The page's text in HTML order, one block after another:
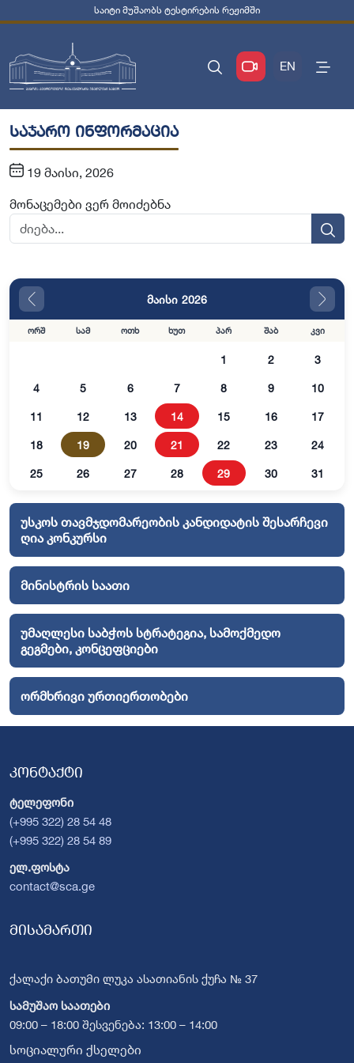
საიტი მუშაობს ტესტირების რეჟიმში
EN
საჯარო ინფორმაცია
19 მაისი, 2026
მონაცემები ვერ მოიძებნა
მაისი 2026
ორშ სამ ოთხ ხუთ პარ შაბ კვი
1 2 3
4 5 6 7 8 9 10
11 12 13 14 15 16 17
18 19 20 21 22 23 24
25 26 27 28 29 30 31
უსკოს თავმჯდომარეობის კანდიდატის შესარჩევი
ღია კონკურსი
მინისტრის საათი
უმაღლესი საბჭოს სტრატეგია, სამოქმედო
გეგმები, კონცეფციები
ორმხრივი ურთიერთობები
კონტაქტი
ტელეფონი
(+995 322) 28 54 48
(+995 322) 28 54 89
ელ.ფოსტა
contact@sca.ge
მისამართი
ქალაქი ბათუმი ლუკა ასათიანის ქუჩა № 37
სამუშაო საათები
09:00 – 18:00 შესვენება: 13:00 – 14:00
სოციალური ქსელები